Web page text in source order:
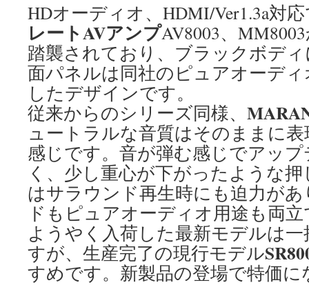
HDオーディオ、HDMI/Ver1.3a対
レートAVアンプAV8003、
踏襲されており、ブラックボデ
面パネルは同社のピュアオーデ
したデザインです。
従来からのシリーズ同様、
ュートラルな音質はそのままに
感じです。音が弾む感じでアッ
く、少し重心が下がったような
はサラウンド再生時にも迫力が
ドもピュアオーディオ用途も両
ようやく入荷した最新モデルは
すが、生産完了の現行モデル
すめです。新製品の登場で特価